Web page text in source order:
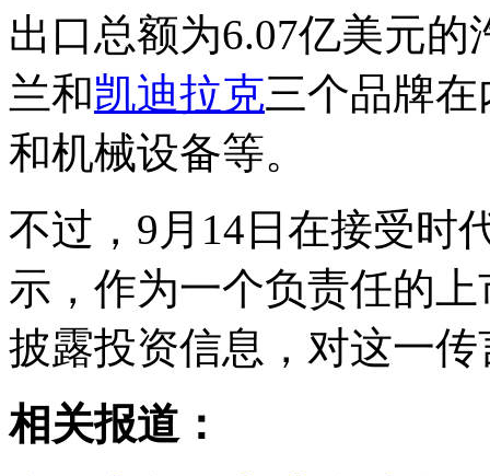
出口总额为6.07亿美元
兰和凯迪拉克三个品牌
和机械设备等。
不过，9月14日在接受时
示，作为一个负责任的
披露投资信息，对这一
相关报道：